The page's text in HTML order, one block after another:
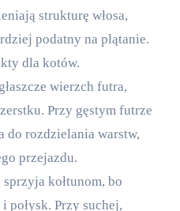
strukturę włosa,
podatny na plątanie.
dla kotów.
wierzch futra,
Przy gęstym futrze
do rozdzielania warstw,
przejazdu.
kołtunom, bo
połysk. Przy suchej,